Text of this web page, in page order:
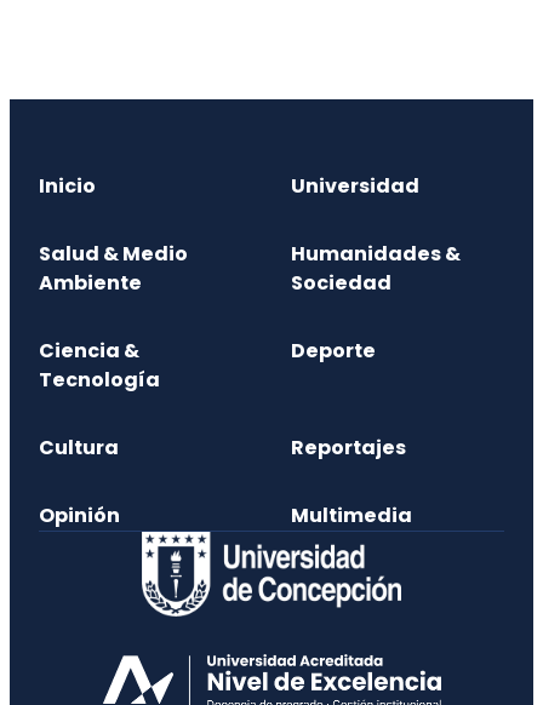
Inicio Universidad
Salud & Medio
Ambiente
Humanidades &
Sociedad
Ciencia &
Tecnología
Deporte
Cultura Reportajes
Opinión Multimedia